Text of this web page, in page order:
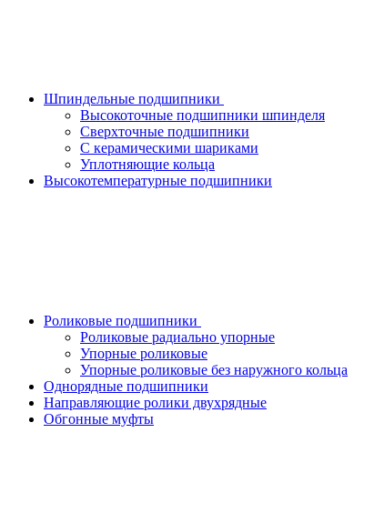
Шпиндельные подшипники
Высокоточные подшипники шпинделя
Сверхточные подшипники
С керамическими шариками
Уплотняющие кольца
Высокотемпературные подшипники
Роликовые подшипники
Роликовые радиально упорные
Упорные роликовые
Упорные роликовые без наружного кольца
Однорядные подшипники
Направляющие ролики двухрядные
Обгонные муфты